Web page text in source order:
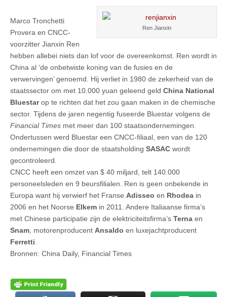
Ren Jianxin
Marco Tronchetti
Provera en CNCC-
voorzitter Jianxin Ren
hebben allebei niets dan lof voor de overeenkomst. Ren wordt in
China al ‘de onbetwiste koning van de fusies en de
verwervingen’ genoemd. Hij verliet in 1980 de zekerheid van de
staatssector om met 10.000 yuan geleend geld China National
Bluestarop te richten dat het zou gaan maken in de chemische
sector. Tijdens de jaren negentig fuseerde Bluestar volgens de
Financial Times met meer dan 100 staatsondernemingen.
Ondertussen werd Bluestar een CNCC-filiaal, een van de 120
ondernemingen die door de staatsholding SASAC wordt
gecontroleerd.
CNCC heeft een omzet van $ 40 miljard, telt 140.000
personeelsleden en 9 beursfilialen. Ren is geen onbekende in
Europa want hij verwierf het Franse Adisseo en Rhodea in
2006 en het Noorse Elkem in 2011. Andere Italiaanse firma’s
met Chinese participatie zijn de elektriciteitsfirma’s Terna en
Snam , motorenproducent Ansaldo en luxejachtproducent
Ferretti
Bronnen: China Daily, Financial Times